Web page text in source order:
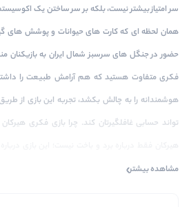
سر امتیاز بیشتر نیست، بلکه بر سر ساختن یک
همان لحظه ای که کارت های حیوانات و پوشش های
حضور در جنگل های سرسبز شمال ایران به بازیکنان
فکری متفاوت هستید که هم آرامش طبیعت را
هوشمندانه را به چالش بکشد، تجربه این بازی از
تواند حسابی غافلگیرتان کند. چرا بازی فکری
اهمیت حفظ تعادل […]
مشاهده بیشتر